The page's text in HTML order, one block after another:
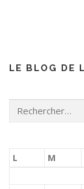
LE BLOG DE
L M